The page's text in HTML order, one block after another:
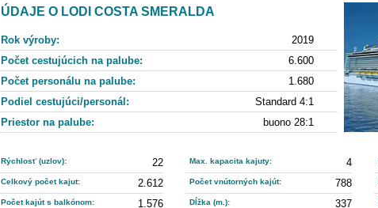
ÚDAJE O LODI COSTA SMERALDA
Rok výroby:
2019
Počet cestujúcich na palube:
6.600
Počet personálu na palube:
1.680
Podiel cestujúci/personál:
Standard 4:1
Priestor na palube:
buono 28:1
Rýchlosť (uzlov): 22 Max. kapacita kajuty: 4
Celkový počet kajut: 2.612 Počet vnútorných kajút: 788
Počet kajút s balkónom: 1.576 Dĺžka (m.): 337